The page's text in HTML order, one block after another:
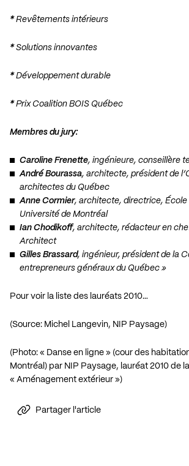
*Revêtements intérieurs
*Solutions innovantes
*Développement durable
*Prix Coalition BOIS Québec
Membres du jury:
Caroline Frenette, ingénieure, conseillère
André Bourassa, architecte, président de
architectes du Québec
Anne Cormier, architecte, directrice, École
Université de Montréal
Ian Chodikoff, architecte, rédacteur en
Architect
Gilles Brassard, ingénieur, président de la
entrepreneurs généraux du Québec »
Pour voir la liste des lauréats 2010…
(Source: Michel Langevin, NIP Paysage)
(Photo: « Danse en ligne » (cour des
Montréal) par NIP Paysage, lauréat 2010 de
« Aménagement extérieur »)
Partager l'article